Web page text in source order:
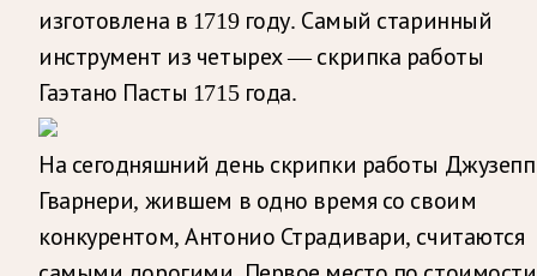
изготовлена в 1719 году. Самый старинный
инструмент из четырех — скрипка работы
Гаэтано Пасты 1715 года.
На сегодняшний день скрипки работы
Гварнери, жившем в одно время со своим
конкурентом, Антонио Страдивари, считаются